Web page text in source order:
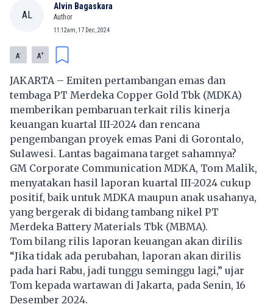
AL
Alvin Bagaskara
Author
11:12am, 17 Dec, 2024
A- A+
JAKARTA – Emiten pertambangan emas dan
tembaga PT Merdeka Copper Gold Tbk (MDKA)
memberikan pembaruan terkait rilis kinerja
keuangan kuartal III-2024 dan rencana
pengembangan proyek emas Pani di Gorontalo,
Sulawesi. Lantas bagaimana target sahamnya?
GM Corporate Communication MDKA, Tom Malik,
menyatakan hasil laporan kuartal III-2024 cukup
positif, baik untuk MDKA maupun anak usahanya,
yang bergerak di bidang tambang nikel PT
Merdeka Battery Materials Tbk (MBMA).
Tom bilang rilis laporan keuangan akan dirilis
“Jika tidak ada perubahan, laporan akan dirilis
pada hari Rabu, jadi tunggu seminggu lagi,” ujar
Tom kepada wartawan di Jakarta, pada Senin, 16
Desember 2024.